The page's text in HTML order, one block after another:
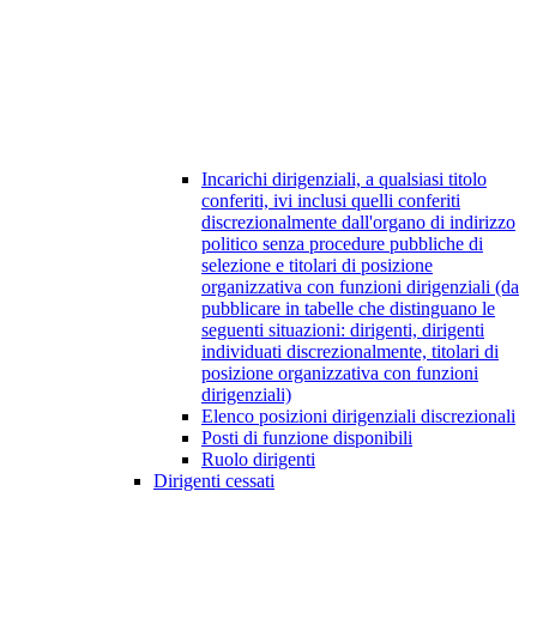
Incarichi dirigenziali, a qualsiasi titolo
conferiti, ivi inclusi quelli conferiti
discrezionalmente dall'organo di indirizzo
politico senza procedure pubbliche di
selezione e titolari di posizione
organizzativa con funzioni dirigenziali (da
pubblicare in tabelle che distinguano le
seguenti situazioni: dirigenti, dirigenti
individuati discrezionalmente, titolari di
posizione organizzativa con funzioni
dirigenziali)
Elenco posizioni dirigenziali discrezionali
Posti di funzione disponibili
Ruolo dirigenti
Dirigenti cessati